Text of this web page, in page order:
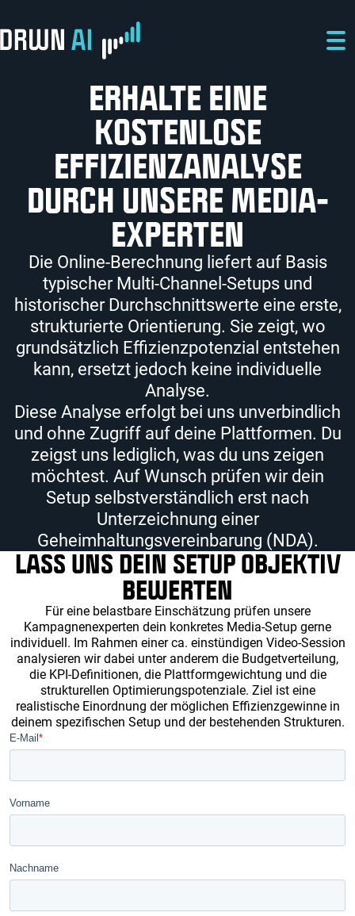
ERHALTE EINE
KOSTENLOSE
EFFIZIENZANALYSE
DURCH UNSERE MEDIA-
EXPERTEN
Die Online-Berechnung liefert auf Basis
typischer Multi-Channel-Setups und
historischer Durchschnittswerte eine erste,
strukturierte Orientierung. Sie zeigt, wo
grundsätzlich Effizienzpotenzial entstehen
kann, ersetzt jedoch keine individuelle
Analyse.
Diese Analyse erfolgt bei uns unverbindlich
und ohne Zugriff auf deine Plattformen. Du
zeigst uns lediglich, was du uns zeigen
möchtest. Auf Wunsch prüfen wir dein
Setup selbstverständlich erst nach
Unterzeichnung einer
Geheimhaltungsvereinbarung (NDA).
LASS UNS DEIN SETUP OBJEKTIV
BEWERTEN
Für eine belastbare Einschätzung prüfen unsere
Kampagnenexperten dein konkretes Media-Setup gerne
individuell. Im Rahmen einer ca. einstündigen Video-Session
analysieren wir dabei unter anderem die Budgetverteilung,
die KPI-Definitionen, die Plattformgewichtung und die
strukturellen Optimierungspotenziale. Ziel ist eine
realistische Einordnung der möglichen Effizienzgewinne in
deinem spezifischen Setup und der bestehenden Strukturen.